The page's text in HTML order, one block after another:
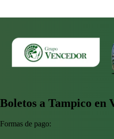
Boletos a Tampico en
Formas de pago: